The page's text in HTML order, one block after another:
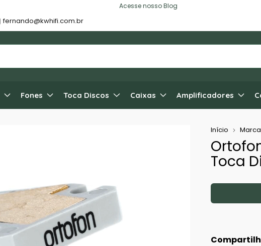
Acesse nosso Blog
fernando@kwhifi.com.br
Fones Toca Discos Caixas Amplificadores
Início
Toca